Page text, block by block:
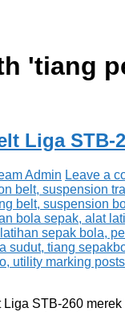
'tiang
Liga STB-
Admin Leave a
STB-260